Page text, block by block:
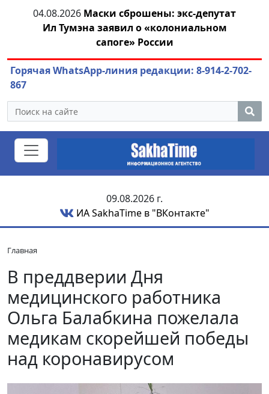
04.08.2026 Маски сброшены: экс-депутат
Ил Тумэна заявил о «колониальном
сапоге» России
Горячая WhatsApp-линия редакции: 8-914-2-702-
867
09.08.2026 г.
ИА SakhaTime в "ВКонтакте"
Главная
В преддверии Дня
медицинского работника
Ольга Балабкина пожелала
медикам скорейшей победы
над коронавирусом